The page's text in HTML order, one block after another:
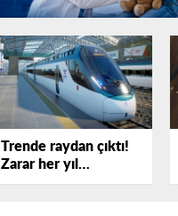
Trende raydan çıktı!
Zarar her yıl
katlanıyor